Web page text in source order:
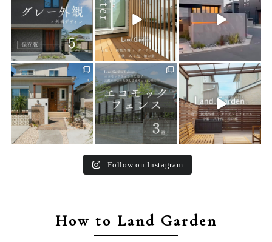
land_garden
25 0
land_garden
15 0
land_garden
32 0
Follow on Instagram
How to Land Garden